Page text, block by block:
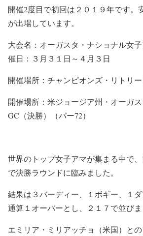
開催2度目で初回は２０１９年です。
が出場しています。
大会名：オーガスタ・ナショナル女
催日：３月３１日～４月３日
開催場所：チャンピオンズ・リトリー
開催場所：米ジョージア州・オーガ
GC（決勝）（パー72）
世界のトップ女子アマが集まる中で
で決勝ラウンドに臨みました。
結果は３バーディー、１ボギー、１ダ
通算１オーバーとし、２１７で並びま
エミリア・ミリアッチョ（米国）と